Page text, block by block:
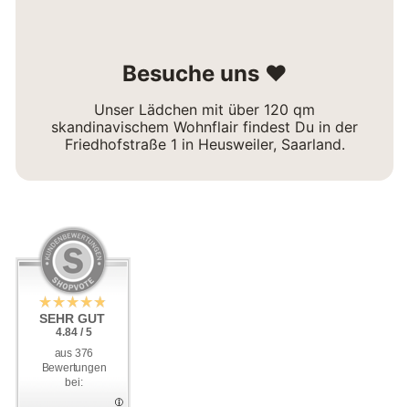
Besuche uns ❤
Unser Lädchen mit über 120 qm
skandinavischem Wohnflair findest Du in der
Friedhofstraße 1 in Heusweiler, Saarland.
SEHR GUT
4.84 / 5
aus 376
Bewertungen
bei:
SEHR GUT
4.84 / 5
aus 376
Bewertungen
bei: